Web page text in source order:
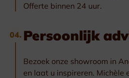
Offerte binnen 24 uur.
04. Persoonlijk
Bezoek onze showroom in
en laat u inspireren. Michèle